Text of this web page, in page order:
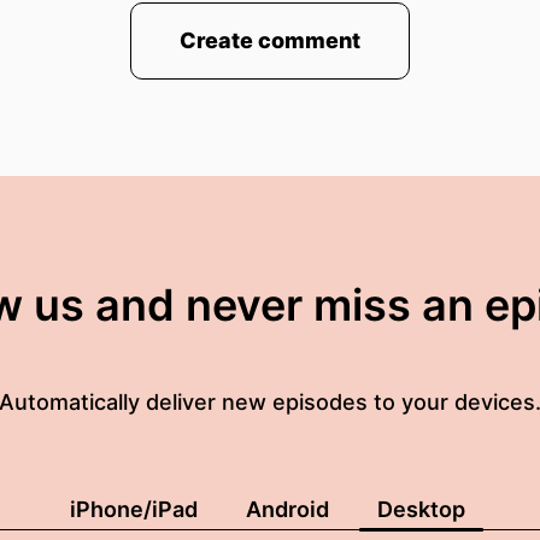
Create comment
us and never miss an
Automatically deliver new episodes to your devices.
iPhone/iPad Android Desktop